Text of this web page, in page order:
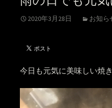
2020年3月28日 お知ら
今日も元気に美味しい焼